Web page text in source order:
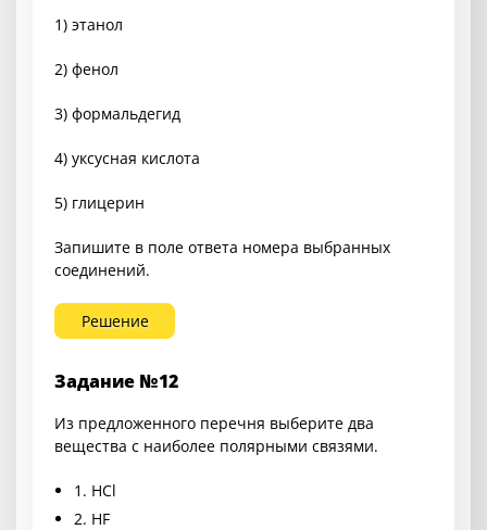
1) этанол
2) фенол
3) формальдегид
4) уксусная кислота
5) глицерин
Запишите в поле ответа номера выбранных
соединений.
Решение
Задание №12
Из предложенного перечня выберите два
вещества с наиболее полярными связями.
1. HCl
2. HF